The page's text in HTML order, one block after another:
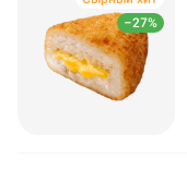
–27%